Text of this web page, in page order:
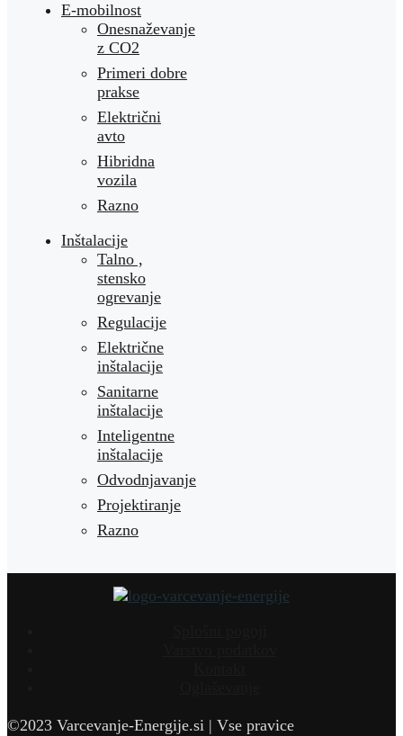
E-mobilnost
Onesnaževanje
z CO2
Primeri dobre
prakse
Električni
avto
Hibridna
vozila
Razno
Inštalacije
Talno ,
stensko
ogrevanje
Regulacije
Električne
inštalacije
Sanitarne
inštalacije
Inteligentne
inštalacije
Odvodnjavanje
Projektiranje
Razno
©2023 Varcevanje-Energije.si | Vse pravice